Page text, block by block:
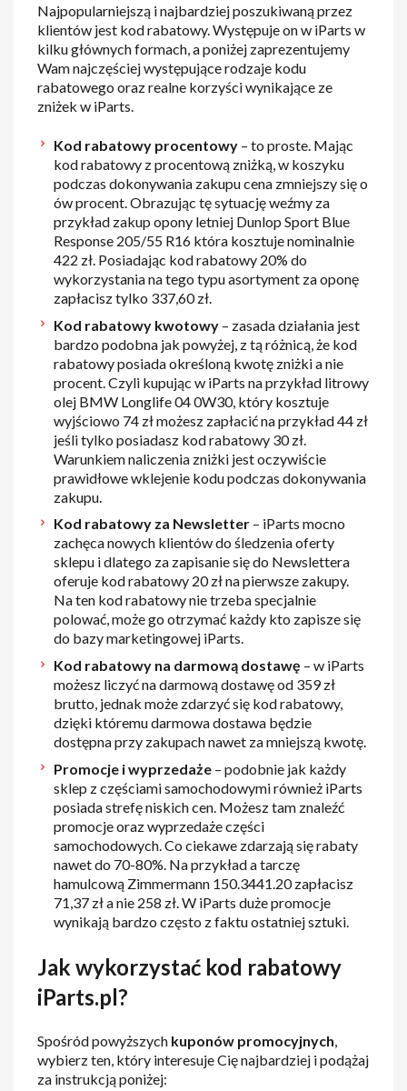
Najpopularniejszą i najbardziej poszukiwaną przez
klientów jest kod rabatowy. Występuje on w iParts w
kilku głównych formach, a poniżej zaprezentujemy
Wam najczęściej występujące rodzaje kodu
rabatowego oraz realne korzyści wynikające ze
zniżek w iParts.
Kod rabatowy procentowy– to proste. Mając
kod rabatowy z procentową zniżką, w koszyku
podczas dokonywania zakupu cena zmniejszy się o
ów procent. Obrazując tę sytuację weźmy za
przykład zakup opony letniej Dunlop Sport Blue
Response 205/55 R16 która kosztuje nominalnie
422 zł. Posiadając kod rabatowy 20% do
wykorzystania na tego typu asortyment za oponę
zapłacisz tylko 337,60 zł.
Kod rabatowy kwotowy – zasada działania jest
bardzo podobna jak powyżej, z tą różnicą, że kod
rabatowy posiada określoną kwotę zniżki a nie
procent. Czyli kupując w iParts na przykład litrowy
olej BMW Longlife 04 0W30, który kosztuje
wyjściowo 74 zł możesz zapłacić na przykład 44 zł
jeśli tylko posiadasz kod rabatowy 30 zł.
Warunkiem naliczenia zniżki jest oczywiście
prawidłowe wklejenie kodu podczas dokonywania
zakupu.
Kod rabatowy za Newsletter – iParts mocno
zachęca nowych klientów do śledzenia oferty
sklepu i dlatego za zapisanie się do Newslettera
oferuje kod rabatowy 20 zł na pierwsze zakupy.
Na ten kod rabatowy nie trzeba specjalnie
polować, może go otrzymać każdy kto zapisze się
do bazy marketingowej iParts.
Kod rabatowy na darmową dostawę – w iParts
możesz liczyć na darmową dostawę od 359 zł
brutto, jednak może zdarzyć się kod rabatowy,
dzięki któremu darmowa dostawa będzie
dostępna przy zakupach nawet za mniejszą kwotę.
Promocje i wyprzedaże – podobnie jak każdy
sklep z częściami samochodowymi również iParts
posiada strefę niskich cen. Możesz tam znaleźć
promocje oraz wyprzedaże części
samochodowych. Co ciekawe zdarzają się rabaty
nawet do 70-80%. Na przykład a tarczę
hamulcową Zimmermann 150.3441.20 zapłacisz
71,37 zł a nie 258 zł. W iParts duże promocje
wynikają bardzo często z faktu ostatniej sztuki.
Jak wykorzystać kod rabatowy
iParts.pl?
Spośród powyższych kuponów promocyjnych
wybierz ten, który interesuje Cię najbardziej i podążaj
za instrukcją poniżej: